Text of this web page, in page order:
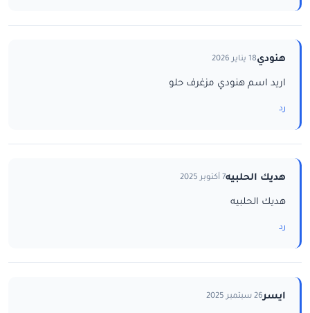
هنودي18 يناير 2026
اريد اسم هنودي مزغرف حلو
رد
هديك الحلبيه7 أكتوبر 2025
هديك الحلبيه
رد
ايسر26 سبتمبر 2025